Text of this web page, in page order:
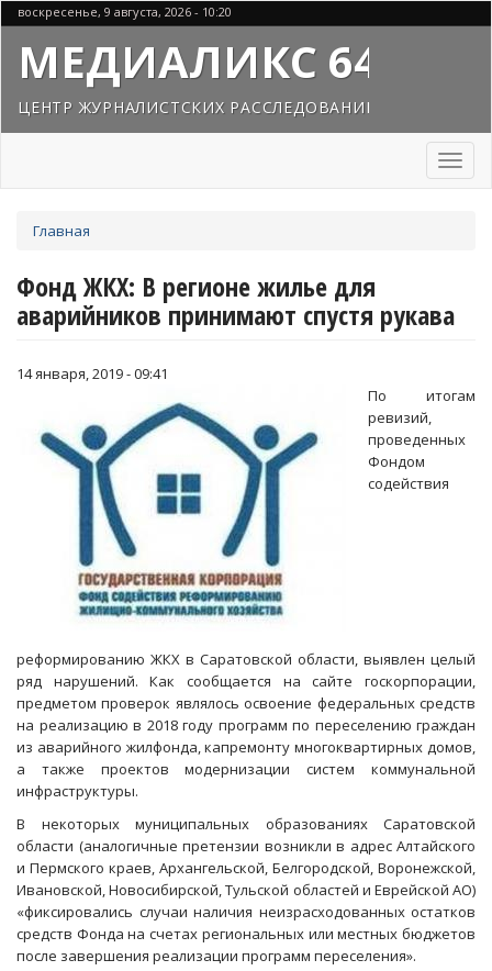
Перейти
к
основному
содержанию
воскресенье, 9 августа, 2026 - 10:20
МЕДИАЛИКС 64
ЦЕНТР ЖУРНАЛИСТСКИХ РАССЛЕДОВАНИЙ
Toggle
здесь
Главная
Фонд ЖКХ: В регионе жилье для
аварийников принимают спустя рукава
14 января, 2019 - 09:41
По итогам
ревизий,
проведенных
Фондом
содействия
реформированию ЖКХ в Саратовской области, выявлен целый
ряд нарушений. Как сообщается на сайте госкорпорации,
предметом проверок являлось освоение федеральных средств
на реализацию в 2018 году программ по переселению граждан
из аварийного жилфонда, капремонту многоквартирных домов,
а также проектов модернизации систем коммунальной
инфраструктуры.
В некоторых муниципальных образованиях Саратовской
области (аналогичные претензии возникли в адрес Алтайского
и Пермского краев, Архангельской, Белгородской, Воронежской,
Ивановской, Новосибирской, Тульской областей и Еврейской АО)
«фиксировались случаи наличия неизрасходованных остатков
средств Фонда на счетах региональных или местных бюджетов
после завершения реализации программ переселения».